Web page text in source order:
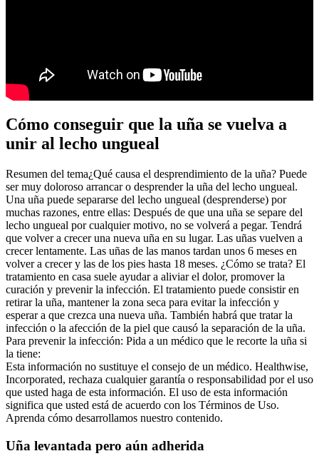
Cómo conseguir que la uña se vuelva a
unir al lecho ungueal
Resumen del tema¿Qué causa el desprendimiento de la uña? Puede
ser muy doloroso arrancar o desprender la uña del lecho ungueal.
Una uña puede separarse del lecho ungueal (desprenderse) por
muchas razones, entre ellas: Después de que una uña se separe del
lecho ungueal por cualquier motivo, no se volverá a pegar. Tendrá
que volver a crecer una nueva uña en su lugar. Las uñas vuelven a
crecer lentamente. Las uñas de las manos tardan unos 6 meses en
volver a crecer y las de los pies hasta 18 meses. ¿Cómo se trata? El
tratamiento en casa suele ayudar a aliviar el dolor, promover la
curación y prevenir la infección. El tratamiento puede consistir en
retirar la uña, mantener la zona seca para evitar la infección y
esperar a que crezca una nueva uña. También habrá que tratar la
infección o la afección de la piel que causó la separación de la uña.
Para prevenir la infección: Pida a un médico que le recorte la uña si
la tiene:
Esta información no sustituye el consejo de un médico. Healthwise,
Incorporated, rechaza cualquier garantía o responsabilidad por el uso
que usted haga de esta información. El uso de esta información
significa que usted está de acuerdo con los Términos de Uso.
Aprenda cómo desarrollamos nuestro contenido.
Uña levantada pero aún adherida